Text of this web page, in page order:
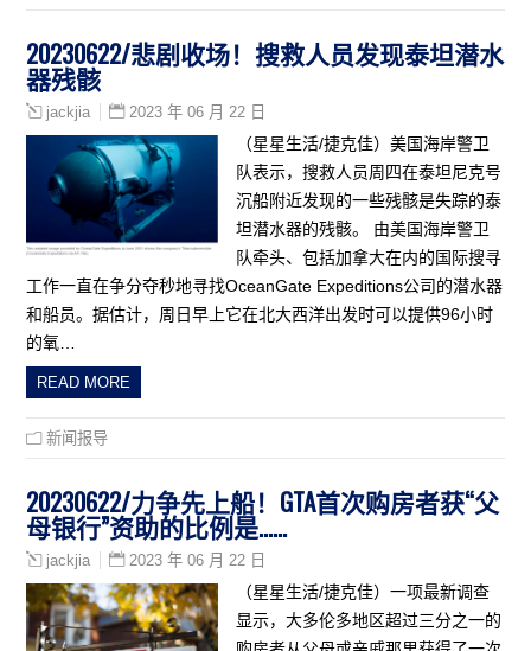
20230622/悲剧收场！搜救人员发现泰坦潜水
器残骸
jackjia 2023 年 06 月 22 日
（星星生活/捷克佳）美国海岸警卫
队表示，搜救人员周四在泰坦尼克号
沉船附近发现的一些残骸是失踪的泰
坦潜水器的残骸。 由美国海岸警卫
队牵头、包括加拿大在内的国际搜寻
工作一直在争分夺秒地寻找OceanGate Expeditions公司的潜水器
和船员。据估计，周日早上它在北大西洋出发时可以提供96小时
的氧…
READ MORE
新闻报导
20230622/力争先上船！GTA首次购房者获“父
母银行”资助的比例是……
jackjia 2023 年 06 月 22 日
（星星生活/捷克佳）一项最新调查
显示，大多伦多地区超过三分之一的